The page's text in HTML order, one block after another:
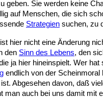
geben. Sie werden keine
auf Menschen, die sich
Strategien suchen, zu
hier nicht eine Änderung
den Sinn des Lebens, den
ja hier hineinspielt. Wer
endlich von der
Abgesehen davon, daß
man auch bei uns damit mit